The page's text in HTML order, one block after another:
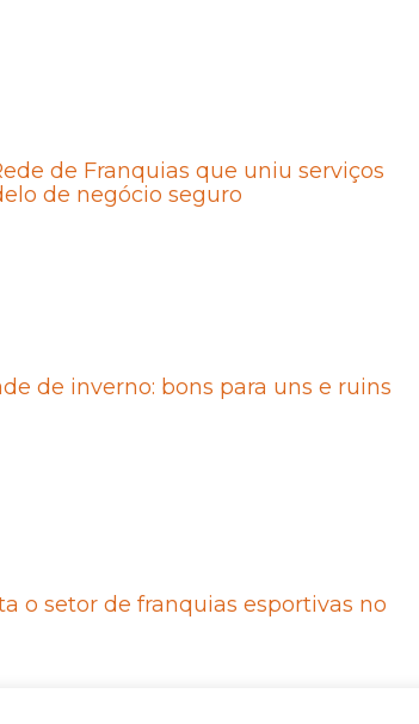
de Franquias que uniu serviços
de negócio seguro
de inverno: bons para uns e ruins
o setor de franquias esportivas no